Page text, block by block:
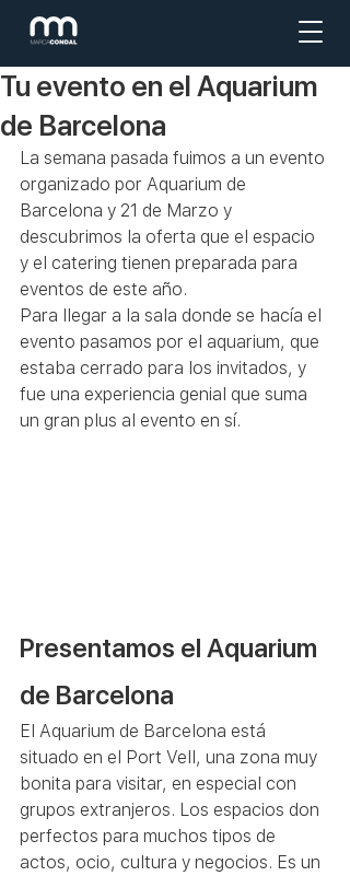
Tu evento en el Aquarium
de Barcelona
La semana pasada fuimos a un evento
organizado por Aquarium de
Barcelona y 21 de Marzo y
descubrimos la oferta que el espacio
y el catering tienen preparada para
eventos de este año.
Para llegar a la sala donde se hacía el
evento pasamos por el aquarium, que
estaba cerrado para los invitados, y
fue una experiencia genial que suma
un gran plus al evento en sí.
Presentamos el Aquarium
de Barcelona
El Aquarium de Barcelona está
situado en el Port Vell, una zona muy
bonita para visitar, en especial con
grupos extranjeros. Los espacios don
perfectos para muchos tipos de
actos, ocio, cultura y negocios. Es un